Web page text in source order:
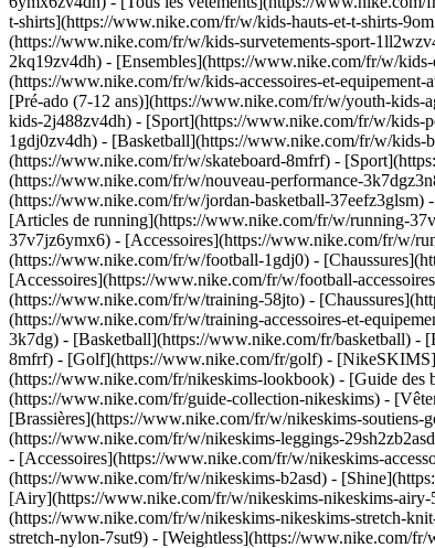
t-shirts](https://www.nike.com/fr/w/kids-hauts-et-t-shirts-
(https://www.nike.com/fr/w/kids-survetements-sport-
2kq19zv4dh) - [Ensembles](https://www.nike.com/fr/w/
(https://www.nike.com/fr/w/kids-accessoires-et-
[Pré-ado (7-12 ans)](https://www.nike.com/fr/w/youth-
kids-2j488zv4dh) - [Sport](https://www.nike.com/fr/w/kids-
1gdj0zv4dh) - [Basketball](https://www.nike.com/fr/w/
(https://www.nike.com/fr/w/skateboard-8mfrf) -
(https://www.nike.com/fr/w/nouveau-performance-
(https://www.nike.com/fr/w/jordan-basketball-
[Articles de running](https://www.nike.com/fr/w/running-
37v7jz6ymx6) - [Accessoires](https://www.nike.com/fr/w/
(https://www.nike.com/fr/w/football-1gdj0) -
[Accessoires](https://www.nike.com/fr/w/football-
(https://www.nike.com/fr/w/training-58jto) -
(https://www.nike.com/fr/w/training-accessoires-et-
3k7dg) - [Basketball](https://www.nike.com/fr/basketball)
8mfrf) - [Golf](https://www.nike.com/fr/golf) -
(https://www.nike.com/fr/nikeskims-lookbook) - [Guide
(https://www.nike.com/fr/guide-collection-nikeskims) -
[Brassières](https://www.nike.com/fr/w/nikeskims-soutiens-
(https://www.nike.com/fr/w/nikeskims-leggings-
- [Accessoires](https://www.nike.com/fr/w/nikeskims-
(https://www.nike.com/fr/w/nikeskims-b2asd) -
[Airy](https://www.nike.com/fr/w/nikeskims-nikeskims-airy-
(https://www.nike.com/fr/w/nikeskims-nikeskims-stretch-
stretch-nylon-7sut9) - [Weightless](https://www.nike.com/